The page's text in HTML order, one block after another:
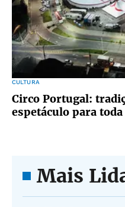
CULTURA
Circo Portugal:
espetáculo para
Mais